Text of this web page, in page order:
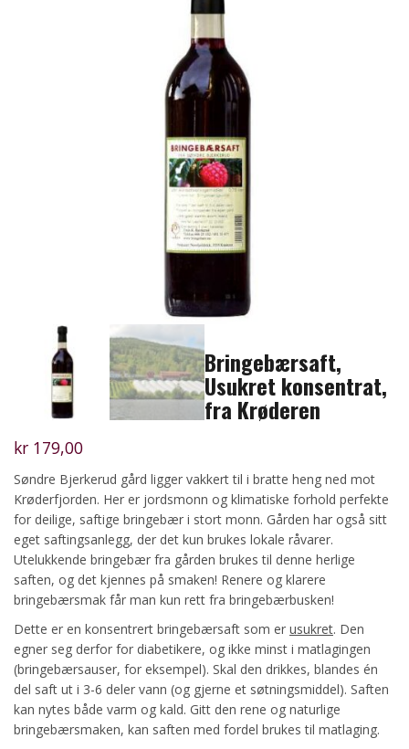
Bringebærsaft,
Usukret konsentrat,
fra Krøderen
kr 179,00
Søndre Bjerkerud gård ligger vakkert til i bratte heng ned mot
Krøderfjorden. Her er jordsmonn og klimatiske forhold perfekte
for deilige, saftige bringebær i stort monn. Gården har også sitt
eget saftingsanlegg, der det kun brukes lokale råvarer.
Utelukkende bringebær fra gården brukes til denne herlige
saften, og det kjennes på smaken! Renere og klarere
bringebærsmak får man kun rett fra bringebærbusken!
Dette er en konsentrert bringebærsaft som er usukret. Den
egner seg derfor for diabetikere, og ikke minst i matlagingen
(bringebærsauser, for eksempel). Skal den drikkes, blandes én
del saft ut i 3-6 deler vann (og gjerne et søtningsmiddel). Saften
kan nytes både varm og kald. Gitt den rene og naturlige
bringebærsmaken, kan saften med fordel brukes til matlaging.